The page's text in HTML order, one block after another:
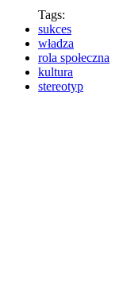
Tags:
sukces
władza
rola społeczna
kultura
stereotyp